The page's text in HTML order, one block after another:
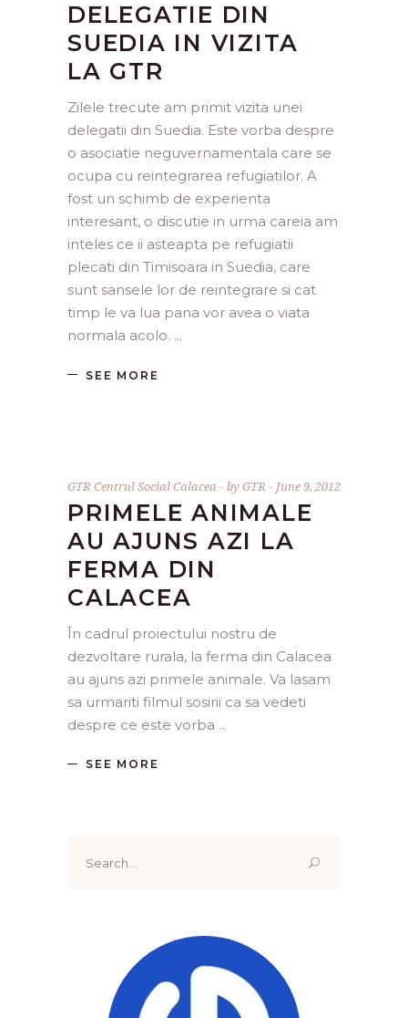
DELEGATIE DIN
SUEDIA IN VIZITA
LA GTR
Zilele trecute am primit vizita unei
delegatii din Suedia. Este vorba despre
o asociatie neguvernamentala care se
ocupa cu reintegrarea refugiatilor. A
fost un schimb de experienta
interesant, o discutie in urma careia am
inteles ce ii asteapta pe refugiatii
plecati din Timisoara in Suedia, care
sunt sansele lor de reintegrare si cat
timp le va lua pana vor avea o viata
normala acolo.
SEE MORE
GTR Centrul Social Calacea byGTR June 9, 2012
PRIMELE ANIMALE
AU AJUNS AZI LA
FERMA DIN
CALACEA
În cadrul proiectului nostru de
dezvoltare rurala, la ferma din Calacea
au ajuns azi primele animale. Va lasam
sa urmariti filmul sosirii ca sa vedeti
despre ce este vorba
SEE MORE
for: